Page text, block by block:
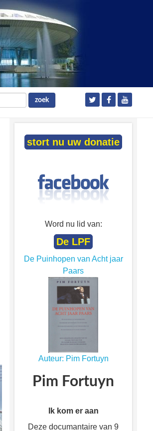
zoek
stort nu uw donatie
Word nu lid van:
De LPF
De Puinhopen van Acht jaar
Paars
Auteur: Pim Fortuyn
Pim Fortuyn
Ik kom er aan
Deze documantaire van 9